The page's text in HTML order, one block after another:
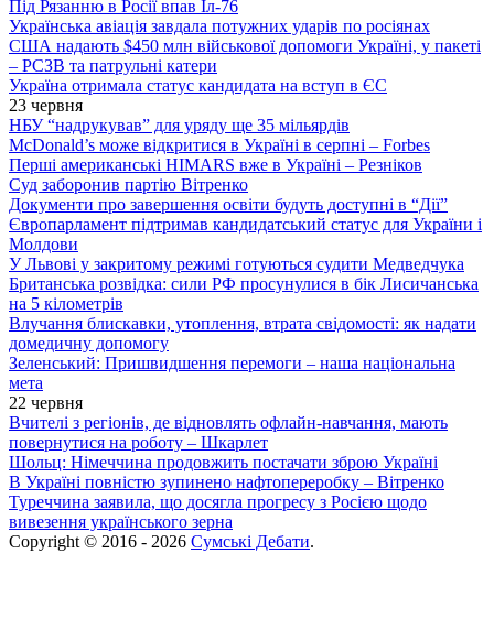
Під Рязанню в Росії впав Іл-76
Українська авіація завдала потужних ударів по росіянах
США надають $450 млн військової допомоги Україні, у пакеті
– РСЗВ та патрульні катери
Україна отримала статус кандидата на вступ в ЄС
23 червня
НБУ “надрукував” для уряду ще 35 мільярдів
McDonald’s може відкритися в Україні в серпні – Forbes
Перші американські HIMARS вже в Україні – Резніков
Суд заборонив партію Вітренко
Документи про завершення освіти будуть доступні в “Дії”
Європарламент підтримав кандидатський статус для України і
Молдови
У Львові у закритому режимі готуються судити Медведчука
Британська розвідка: сили РФ просунулися в бік Лисичанська
на 5 кілометрів
Влучання блискавки, утоплення, втрата свідомості: як надати
домедичну допомогу
Зеленський: Пришвидшення перемоги – наша національна
мета
22 червня
Вчителі з регіонів, де відновлять офлайн-навчання, мають
повернутися на роботу – Шкарлет
Шольц: Німеччина продовжить постачати зброю Україні
В Україні повністю зупинено нафтопереробку – Вітренко
Туреччина заявила, що досягла прогресу з Росією щодо
вивезення українського зерна
Copyright © 2016 - 2026 Сумські Дебати.